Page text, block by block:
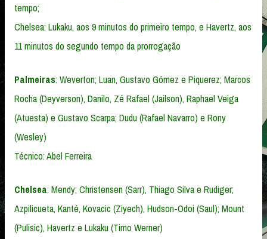
tempo;
Chelsea: Lukaku, aos 9 minutos do primeiro tempo, e Havertz, aos
11 minutos do segundo tempo da prorrogação
Palmeiras: Weverton; Luan, Gustavo Gómez e Piquerez; Marcos
Rocha (Deyverson), Danilo, Zé Rafael (Jailson), Raphael Veiga
(Atuesta) e Gustavo Scarpa; Dudu (Rafael Navarro) e Rony
(Wesley)
Técnico: Abel Ferreira
Chelsea: Mendy; Christensen (Sarr), Thiago Silva e Rudiger;
Azpilicueta, Kanté, Kovacic (Ziyech), Hudson-Odoi (Saul); Mount
(Pulisic), Havertz e Lukaku (Timo Werner)